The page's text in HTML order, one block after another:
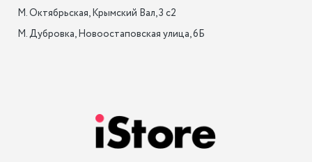
М. Октябрьская, Крымский Вал, 3 с2
М. Дубровка, Новоостаповская улица, 6Б